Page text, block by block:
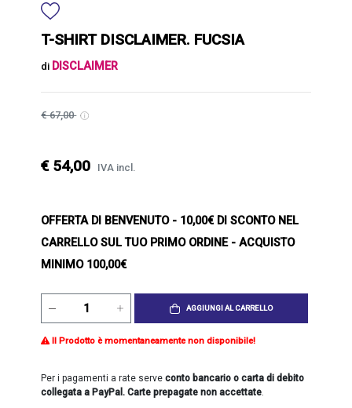
T-SHIRT DISCLAIMER. FUCSIA
di DISCLAIMER
€ 67,00
€ 54,00 IVA incl.
OFFERTA DI BENVENUTO- 10,00€ DI SCONTO NEL
CARRELLO SUL TUO PRIMO ORDINE - ACQUISTO
MINIMO 100,00€
AGGIUNGI AL CARRELLO
Il Prodotto è momentaneamente non disponibile!
Per i pagamenti a rate serveconto bancario o carta di debito
collegata a PayPal. Carte prepagate non accettate.